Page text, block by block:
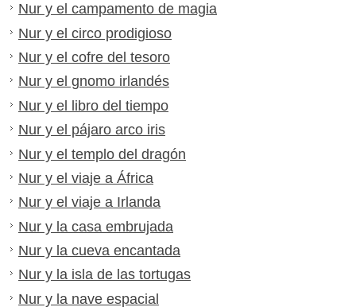
Nur y el campamento de magia
Nur y el circo prodigioso
Nur y el cofre del tesoro
Nur y el gnomo irlandés
Nur y el libro del tiempo
Nur y el pájaro arco iris
Nur y el templo del dragón
Nur y el viaje a África
Nur y el viaje a Irlanda
Nur y la casa embrujada
Nur y la cueva encantada
Nur y la isla de las tortugas
Nur y la nave espacial